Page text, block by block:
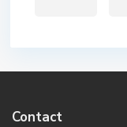
Contact